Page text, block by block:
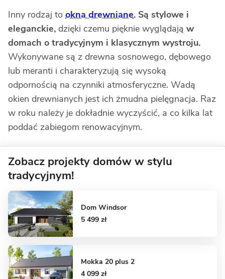
Inny rodzaj to okna drewniane. Są stylowe i
eleganckie, dzięki czemu pięknie wyglądają w
domach o tradycyjnym i klasycznym wystroju.
Wykonywane są z drewna sosnowego, dębowego
lub meranti i charakteryzują się wysoką
odpornością na czynniki atmosferyczne. Wadą
okien drewnianych jest ich żmudna pielęgnacja. Raz
w roku należy je dokładnie wyczyścić, a co kilka lat
poddać zabiegom renowacyjnym.
Zobacz projekty domów w stylu
tradycyjnym!
Dom Windsor
5 499 zł
Mokka 20 plus 2
4 099 zł